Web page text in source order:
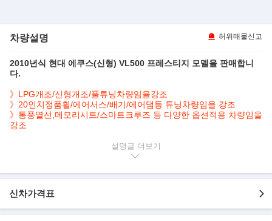
차량설명 허위매물신고
2010년식 현대 에쿠스(신형) VL500 프레스티지 모델을 판매합니
다.
》LPG개조/신형개조/풀튜닝차량임을강조
》20인치정품휠/에어서스/배기/에어댐등 튜닝차량임을 강조
》통풍열선,메모리시트/스마트크루즈 등 다양한 옵션적용 차량임을
강조
- 외관 매우 깔끔하며, 실내 및 엔진룸 크리닝 완료
- 차량구입시 성능보증서 발급으로 차량상태 및 사고유무를 확인 가
설명글
신차가격표